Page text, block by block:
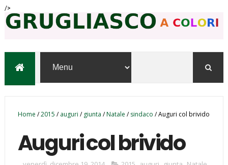
/>
Home /2015 / auguri / giunta /Natale / sindaco /Auguri col brivido
Auguri col brivido